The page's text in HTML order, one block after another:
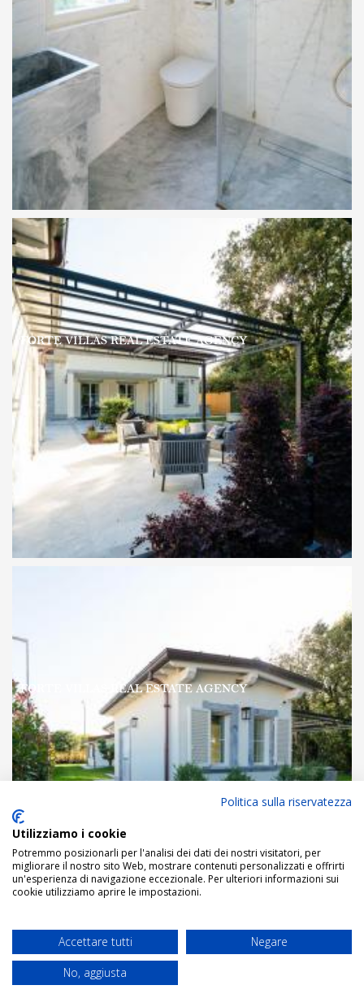
DESCRIPTION
Politica sulla riservatezza
Utilizziamo i cookie
Potremmo posizionarli per l'analisi dei dati dei nostri visitatori, per
migliorare il nostro sito Web, mostrare contenuti personalizzati e offrirti
un'esperienza di navigazione eccezionale. Per ulteriori informazioni sui
cookie utilizziamo aprire le impostazioni.
Accettare tutti
Negare
No, aggiusta